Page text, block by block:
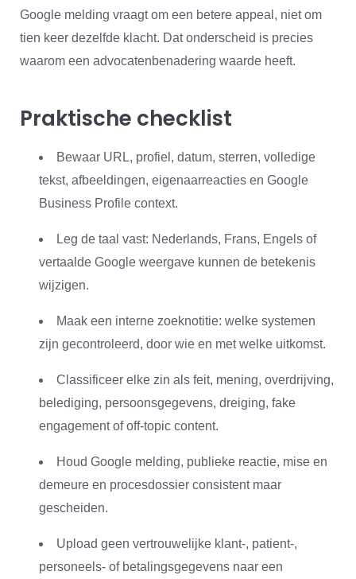
Google melding vraagt om een betere appeal, niet om
tien keer dezelfde klacht. Dat onderscheid is precies
waarom een advocatenbenadering waarde heeft.
Praktische checklist
Bewaar URL, profiel, datum, sterren, volledige
tekst, afbeeldingen, eigenaarreacties en Google
Business Profile context.
Leg de taal vast: Nederlands, Frans, Engels of
vertaalde Google weergave kunnen de betekenis
wijzigen.
Maak een interne zoeknotitie: welke systemen
zijn gecontroleerd, door wie en met welke uitkomst.
Classificeer elke zin als feit, mening, overdrijving,
belediging, persoonsgegevens, dreiging, fake
engagement of off-topic content.
Houd Google melding, publieke reactie, mise en
demeure en procesdossier consistent maar
gescheiden.
Upload geen vertrouwelijke klant-, patient-,
personeels- of betalingsgegevens naar een